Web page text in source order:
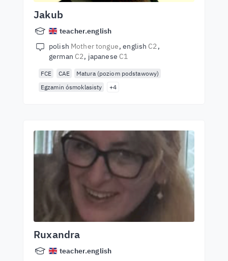
Jakub
teacher.english
polish Mother tongue english C2
german C2 japanese C1
FCE CAE
Matura (poziom podstawowy)
Egzamin ósmoklasisty
+4
Ruxandra
teacher.english